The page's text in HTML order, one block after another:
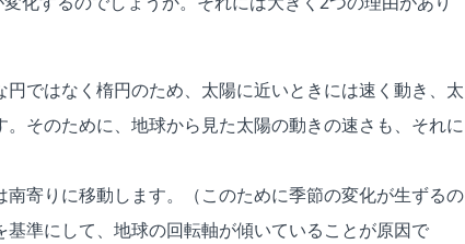
ではなく楕円のため、太陽に近いときには速く動き、太
そのために、地球から見た太陽の動きの速さも、それに
寄りに移動します。（このために季節の変化が生ずるの
準にして、地球の回転軸が傾いていることが原因で